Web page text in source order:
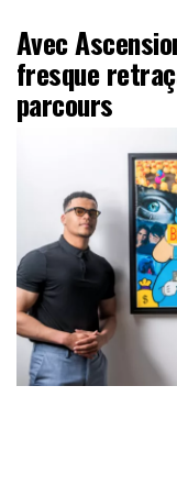
Avec
fresque
parcours